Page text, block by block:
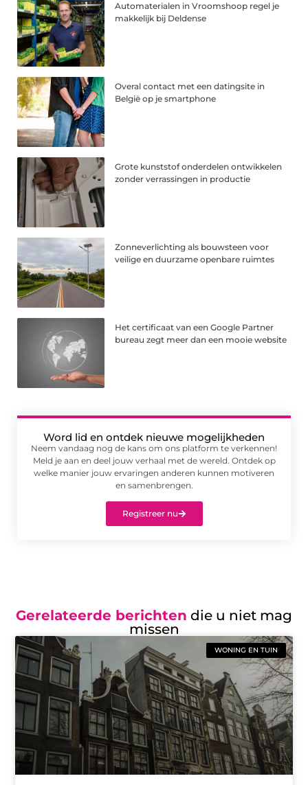
Automaterialen in Vroomshoop regel je
makkelijk bij Deldense
Overal contact met een datingsite in
België op je smartphone
Grote kunststof onderdelen ontwikkelen
zonder verrassingen in productie
Zonneverlichting als bouwsteen voor
veilige en duurzame openbare ruimtes
Het certificaat van een Google Partner
bureau zegt meer dan een mooie website
Word lid en ontdek nieuwe mogelijkheden
Neem vandaag nog de kans om ons platform te verkennen!
Meld je aan en deel jouw verhaal met de wereld. Ontdek op
welke manier jouw ervaringen anderen kunnen motiveren
en samenbrengen.
Registreer nu
Gerelateerde berichten die u niet mag
missen
WONING EN TUIN